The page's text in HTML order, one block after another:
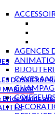
AGENCES
CAVES A
DOSSIERS
MARIAGE